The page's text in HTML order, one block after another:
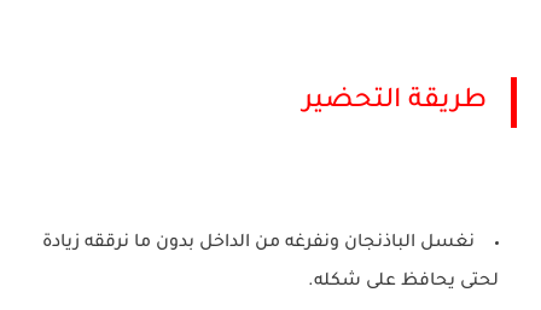
طريقة التحضير
نغسل الباذنجان ونفرغه من الداخل بدون ما نرققه زيادة
لحتى يحافظ على شكله.